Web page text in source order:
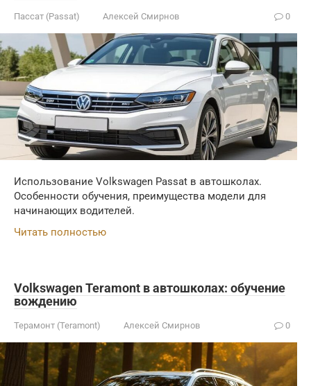
Пассат (Passat) Алексей Смирнов 0
Использование Volkswagen Passat в автошколах.
Особенности обучения, преимущества модели для
начинающих водителей.
Читать полностью
Volkswagen Teramont в автошколах: обучение
вождению
Терамонт (Teramont) Алексей Смирнов 0